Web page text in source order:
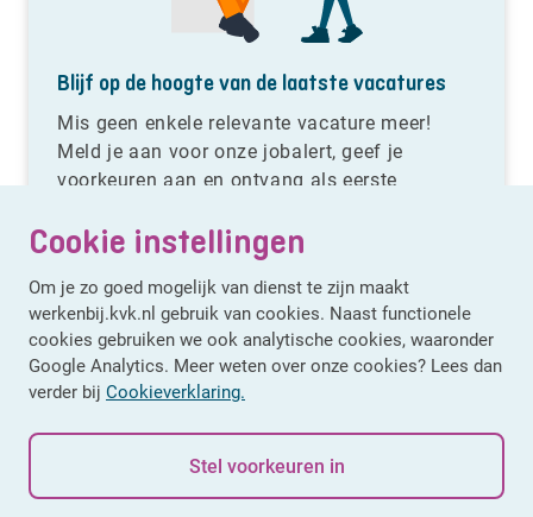
Cookie instellingen
Om je zo goed mogelijk van dienst te zijn maakt
werkenbij.kvk.nl gebruik van cookies. Naast functionele
cookies gebruiken we ook analytische cookies, waaronder
Google Analytics. Meer weten over onze cookies? Lees dan
verder bij Cookieverklaring.
Stel voorkeuren in
Blijf op de hoogte van de laatste vacatures
Mis geen enkele relevante vacature meer!
Meld je aan voor onze jobalert, geef je
voorkeuren aan en ontvang als eerste
expertisegebied.